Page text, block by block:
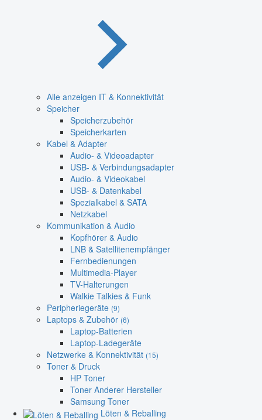
Alle anzeigen IT & Konnektivität
Speicher
Speicherzubehör
Speicherkarten
Kabel & Adapter
Audio- & Videoadapter
USB- & Verbindungsadapter
Audio- & Videokabel
USB- & Datenkabel
Spezialkabel & SATA
Netzkabel
Kommunikation & Audio
Kopfhörer & Audio
LNB & Satellitenempfänger
Fernbedienungen
Multimedia-Player
TV-Halterungen
Walkie Talkies & Funk
Peripheriegeräte (9)
Laptops & Zubehör (6)
Laptop-Batterien
Laptop-Ladegeräte
Netzwerke & Konnektivität (15)
Toner & Druck
HP Toner
Toner Anderer Hersteller
Samsung Toner
Löten & Reballing